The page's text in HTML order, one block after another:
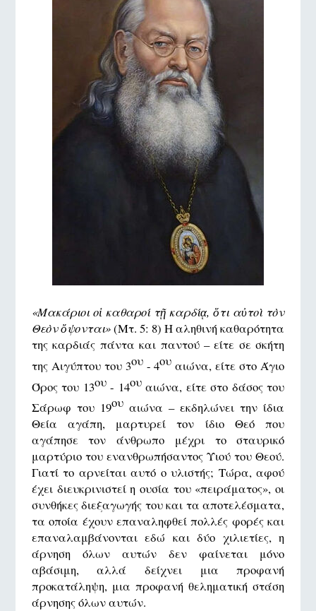
«Μακάριοι οἱ καθαροί τῇ καρδίᾳ, ὅτι αὐτοὶ τὸν
Θεὸν ὄψονται»(Μτ. 5: 8) Η αληθινή καθαρότητα
της καρδιάς πάντα και παντού – είτε σε σκήτη
της Αιγύπτου του 3ου- 4ου αιώνα, είτε στο Άγιο
Όρος του 13ου- 14ουαιώνα, είτε στο δάσος του
Σάρωφ του 19ουαιώνα – εκδηλώνει την ίδια
Θεία αγάπη, μαρτυρεί τον ίδιο Θεό που
αγάπησε τον άνθρωπο μέχρι το σταυρικό
μαρτύριο του ενανθρωπήσαντος Υιού του Θεού.
Γιατί το αρνείται αυτό ο υλιστής; Τώρα, αφού
έχει διευκρινιστεί η ουσία του «πειράματος», οι
συνθήκες διεξαγωγής του και τα αποτελέσματα,
τα οποία έχουν επαναληφθεί πολλές φορές και
επαναλαμβάνονται εδώ και δύο χιλιετίες, η
άρνηση όλων αυτών δεν φαίνεται μόνο
αβάσιμη, αλλά δείχνει μια προφανή
προκατάληψη, μια προφανή θεληματική στάση
άρνησης όλων αυτών.